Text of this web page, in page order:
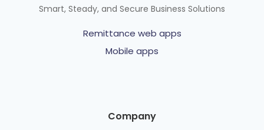
Smart, Steady, and Secure Business Solutions
Remittance web apps
Mobile apps
Company